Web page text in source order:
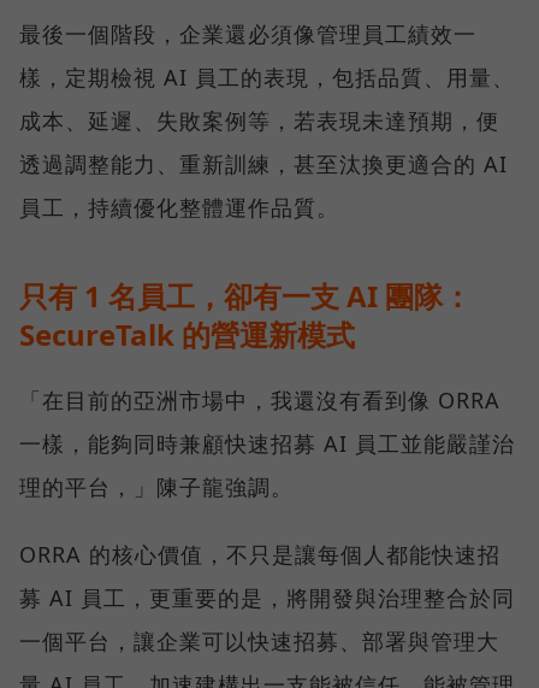
最後一個階段，企業還必須像管理員工績效一
樣，定期檢視 AI 員工的表現，包括品質、用量、
成本、延遲、失敗案例等，若表現未達預期，便
透過調整能力、重新訓練，甚至汰換更適合的 AI
員工，持續優化整體運作品質。
只有 1 名員工，卻有一支 AI 團隊：
SecureTalk 的營運新模式
「在目前的亞洲市場中，我還沒有看到像 ORRA
一樣，能夠同時兼顧快速招募 AI 員工並能嚴謹治
理的平台，」陳子龍強調。
ORRA 的核心價值，不只是讓每個人都能快速招
募 AI 員工，更重要的是，將開發與治理整合於同
一個平台，讓企業可以快速招募、部署與管理大